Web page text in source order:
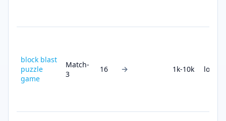
block blast
puzzle
game
Match-
3
16 → 1k-10k low